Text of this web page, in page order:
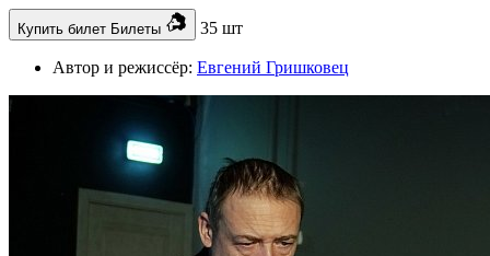
Купить билет Билеты 35 шт
Автор и режиссёр: Евгений Гришковец